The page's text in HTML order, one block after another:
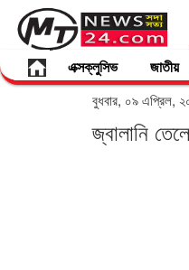
এক্সক্লুসিভ জাতীয়
বুধবার, ০৯ এপ্রিল,
জ্বালানি